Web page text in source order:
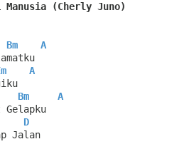
Manusia (Cherly Juno)
Bm
A
A
Bm
A
Gelapku
D
Jalan